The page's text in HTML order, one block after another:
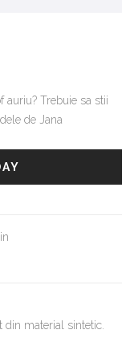
auriu? Trebuie sa stii
de Jana
din material sintetic.